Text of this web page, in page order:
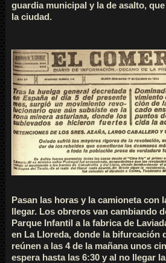
guardia municipal y la de asalto,
la ciudad.
Pasan las horas y la camioneta con
llegar. Los obreros van cambiando
Parque Infantil a la fabrica de
en La Lloreda, donde la bifurcación
reúnen a las 4 de la mañana unos
espera hasta las 6:30 y al no llegar